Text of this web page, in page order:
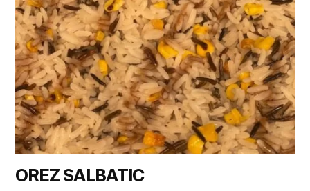
OREZ SALBATIC